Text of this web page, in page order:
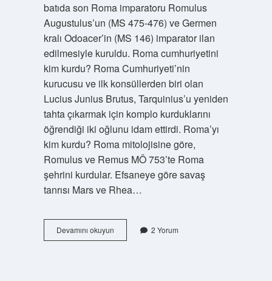
batıda son Roma imparatoru Romulus
Augustulus’un (MS 475-476) ve Germen
kralı Odoacer’in (MS 146) imparator ilan
edilmesiyle kuruldu. Roma cumhuriyetini
kim kurdu? Roma Cumhuriyeti’nin
kurucusu ve ilk konsüllerden biri olan
Lucius Junius Brutus, Tarquinius’u yeniden
tahta çıkarmak için komplo kurduklarını
öğrendiği iki oğlunu idam ettirdi. Roma’yı
kim kurdu? Roma mitolojisine göre,
Romulus ve Remus MÖ 753’te Roma
şehrini kurdular. Efsaneye göre savaş
tanrısı Mars ve Rhea…
Devamını okuyunRomayı
Kim
2 Yorum